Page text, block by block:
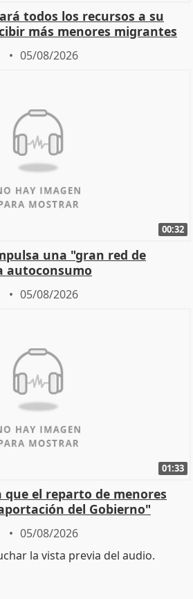
todos los recursos a su
más menores migrantes
05/08/2026
00:32
una "gran red de
autoconsumo
05/08/2026
01:33
el reparto de menores
del Gobierno"
05/08/2026